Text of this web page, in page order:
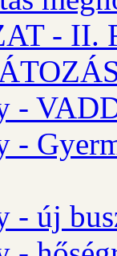
- II.
-
-
- új